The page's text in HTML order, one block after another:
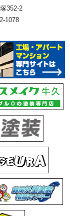
352-2
1078